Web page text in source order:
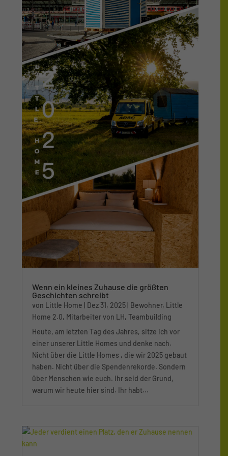
Wenn ein kleines Zuhause die größten
Geschichten schreibt
von Little Home Dez 31, 2025 Bewohner, Little
Home 2.0, Mitarbeiter von LH,Teambuilding
Heute, am letzten Tag des Jahres, sitze ich vor
einer unserer Little Homes und denke nach.
Nicht über die Little Homes , die wir 2025 gebaut
haben. Nicht über die Spendenrekorde. Sondern
über Menschen wie euch. Ihr seid der Grund,
warum wir heute hier sind. Ihr habt...